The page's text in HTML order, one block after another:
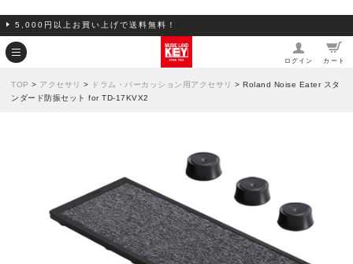
5,000円以上お買い上げで送料無料！
ログイン カート
TOP > アクセサリ > ドラム・パーカッション用アクセサリ > Roland Noise Eater スタ
ンダード防振セット for TD-17KVX2